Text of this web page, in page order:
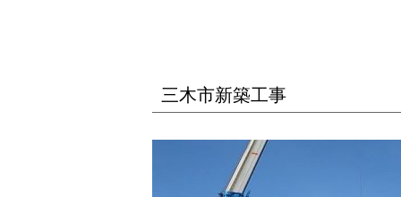
三木市新築工事